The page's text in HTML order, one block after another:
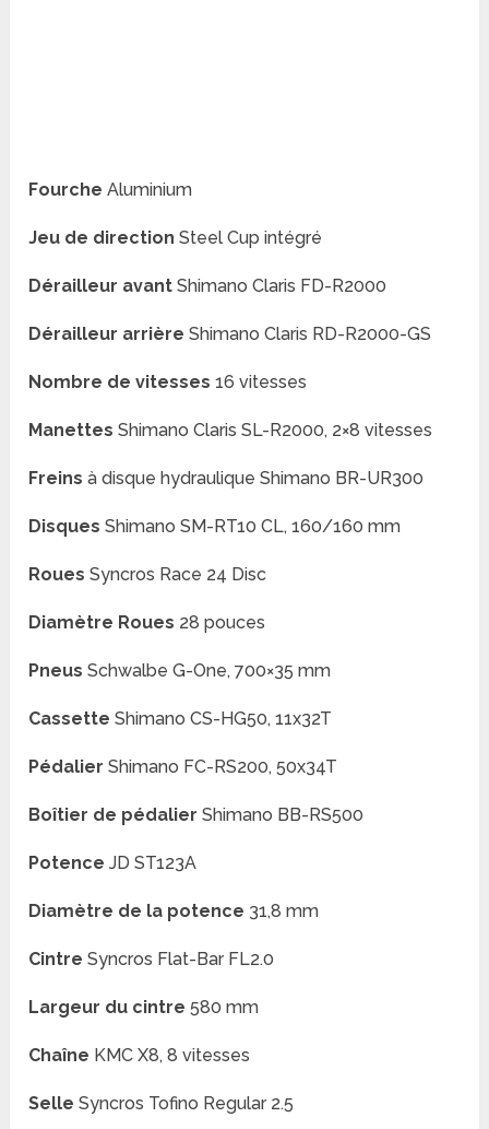
Fourche Aluminium
Jeu de direction Steel Cup intégré
Dérailleur avant Shimano Claris FD-R2000
Dérailleur arrière Shimano Claris RD-R2000-GS
Nombre de vitesses 16 vitesses
Manettes Shimano Claris SL-R2000, 2×8 vitesses
Freins à disque hydraulique Shimano BR-UR300
Disques Shimano SM-RT10 CL, 160/160 mm
Roues Syncros Race 24 Disc
Diamètre Roues 28 pouces
Pneus Schwalbe G-One, 700×35 mm
Cassette Shimano CS-HG50, 11x32T
Pédalier Shimano FC-RS200, 50x34T
Boîtier de pédalier Shimano BB-RS500
Potence JD ST123A
Diamètre de la potence 31,8 mm
Cintre Syncros Flat-Bar FL2.0
Largeur du cintre 580 mm
Chaîne KMC X8, 8 vitesses
Selle Syncros Tofino Regular 2.5